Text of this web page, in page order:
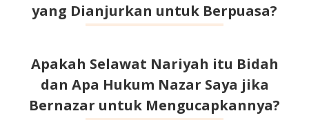
yang Dianjurkan untuk Berpuasa?
Apakah Selawat Nariyah itu Bidah
dan Apa Hukum Nazar Saya jika
Bernazar untuk Mengucapkannya?